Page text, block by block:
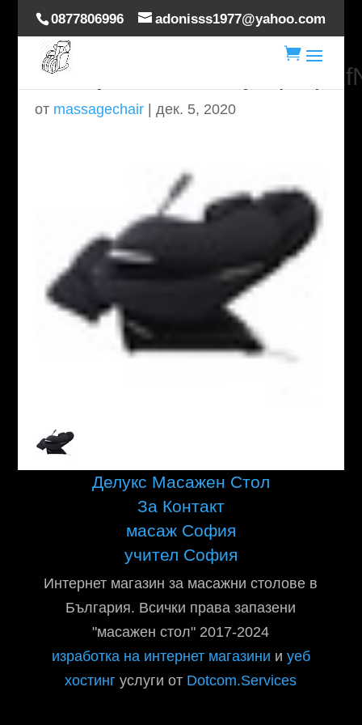
0877806996 adonisss1977@yahoo.com

от massagechair| дек. 5, 2020
Делукс Масажен Стол
За Контакт
масаж София
учител София
Интернет магазин за масажни столове в
България. Всички права запазени
"масажен стол" 2017-2024
изработка на интернет магазини и уеб
хостинг услуги от Dotcom.Services